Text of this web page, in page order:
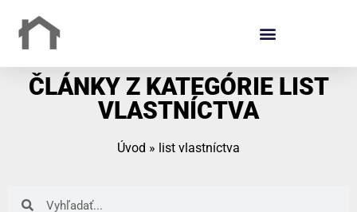
ČLÁNKY Z KATEGÓRIE LIST
VLASTNÍCTVA
Úvod » list vlastníctva